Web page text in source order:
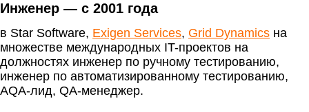
Инженер — с 2001 года
в Star Software, Exigen Services, Grid Dynamics на
множестве международных IT-проектов на
должностях инженер по ручному тестированию,
инженер по автоматизированному тестированию,
AQA-лид, QA-менеджер.